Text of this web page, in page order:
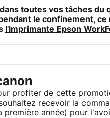
toutes vos tâches du
le confinement, ce
l'imprimante Epson
profiter de cette
recevoir la
année) pour